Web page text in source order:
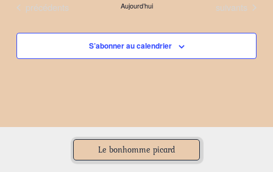
date.Évènements
précédents Aujourd’hui Évènements
suivants
S’abonner au calendrier
Le bonhomme picard